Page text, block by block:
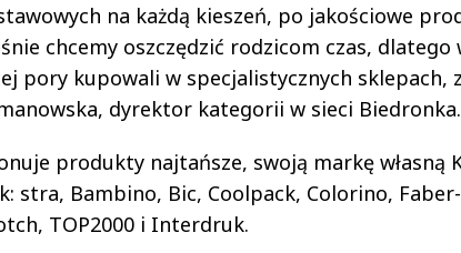
na każdą kieszeń, po jakościowe
chcemy oszczędzić rodzicom czas,
pory kupowali w specjalistycznych sklepach,
dyrektor kategorii w sieci Biedronka.
produkty najtańsze, swoją markę własną
stra, Bambino, Bic, Coolpack, Colorino,
TOP2000 i Interdruk.